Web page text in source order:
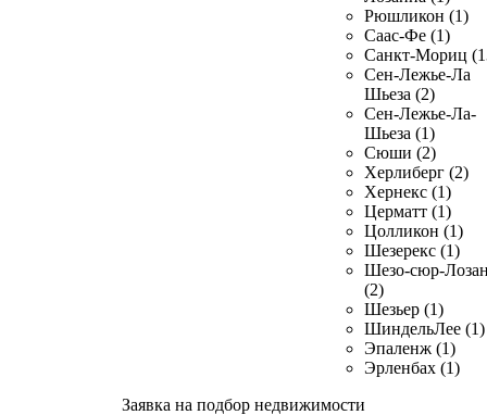
Рюшликон (1)
Саас-Фе (1)
Санкт-Мориц
Сен-Лежье-Ла
Шьеза (2)
Сен-Лежье-Ла-
Шьеза (1)
Сюши (2)
Херлиберг (2)
Хернекс (1)
Церматт (1)
Цолликон (1)
Шезерекс (1)
Шезо-сюр-
(2)
Шезьер (1)
ШиндельЛее (1)
Эпаленж (1)
Эрленбах (1)
Заявка на подбор недвижимости